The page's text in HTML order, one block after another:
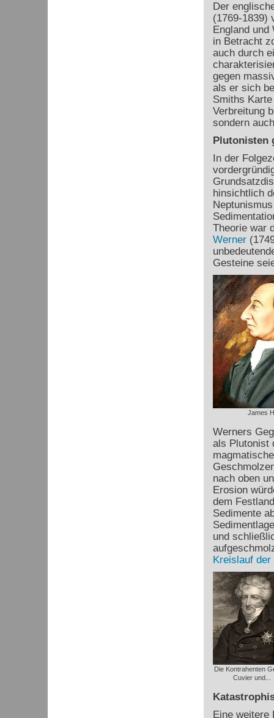
Der
(1769-1839)
England und
in Betracht
auch durch
gegen
als er sich
Smiths
Verbreitung
sondern
Plutonisten
In der
hinsichtlich
Theorie war
Werner
Gesteine
James
Werners
als Plutonist
nach oben
Erosion
dem
Sedimente
und
Kreislauf der
Die Kontrahenten
Cuvier und...
Eine weitere